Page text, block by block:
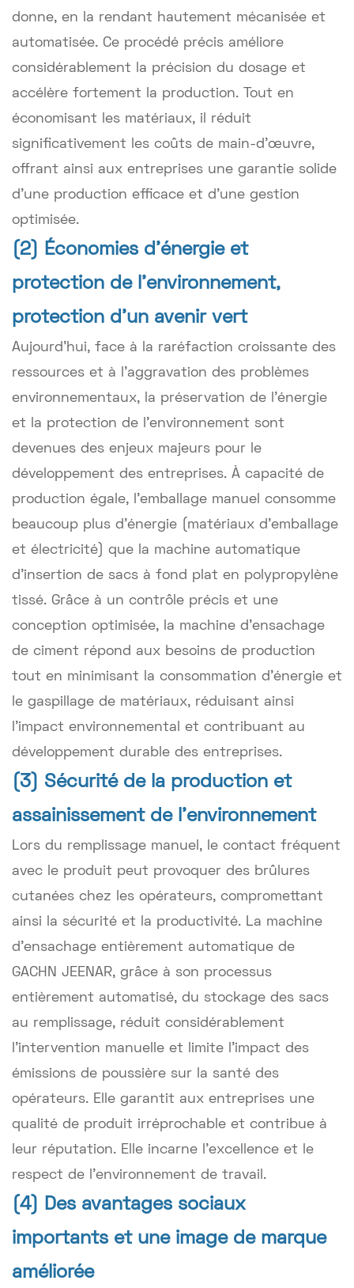
donne, en la rendant hautement mécanisée et
automatisée. Ce procédé précis améliore
considérablement la précision du dosage et
accélère fortement la production. Tout en
économisant les matériaux, il réduit
significativement les coûts de main-d'œuvre,
offrant ainsi aux entreprises une garantie solide
d'une production efficace et d'une gestion
optimisée.
(2) Économies d’énergie et
protection de l’environnement,
protection d’un avenir vert
Aujourd'hui, face à la raréfaction croissante des
ressources et à l'aggravation des problèmes
environnementaux, la préservation de l'énergie
et la protection de l'environnement sont
devenues des enjeux majeurs pour le
développement des entreprises. À capacité de
production égale, l'emballage manuel consomme
beaucoup plus d'énergie (matériaux d'emballage
et électricité) que la machine automatique
d'insertion de sacs à fond plat en polypropylène
tissé. Grâce à un contrôle précis et une
conception optimisée, la machine d'ensachage
de ciment répond aux besoins de production
tout en minimisant la consommation d'énergie et
le gaspillage de matériaux, réduisant ainsi
l'impact environnemental et contribuant au
développement durable des entreprises.
(3) Sécurité de la production et
assainissement de l'environnement
Lors du remplissage manuel, le contact fréquent
avec le produit peut provoquer des brûlures
cutanées chez les opérateurs, compromettant
ainsi la sécurité et la productivité. La machine
d'ensachage entièrement automatique de
GACHN JEENAR, grâce à son processus
entièrement automatisé, du stockage des sacs
au remplissage, réduit considérablement
l'intervention manuelle et limite l'impact des
émissions de poussière sur la santé des
opérateurs. Elle garantit aux entreprises une
qualité de produit irréprochable et contribue à
leur réputation. Elle incarne l'excellence et le
respect de l'environnement de travail.
(4) Des avantages sociaux
importants et une image de marque
améliorée